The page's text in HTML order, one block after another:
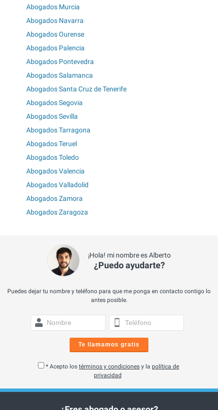
Abogados Murcia
Abogados Navarra
Abogados Ourense
Abogados Palencia
Abogados Pontevedra
Abogados Salamanca
Abogados Santa Cruz de Tenerife
Abogados Segovia
Abogados Sevilla
Abogados Tarragona
Abogados Teruel
Abogados Toledo
Abogados Valencia
Abogados Valladolid
Abogados Zamora
Abogados Zaragoza
¡Hola! mi nombre es Alberto
¿Puedo ayudarte?
Puedes dejar tu nombre y teléfono para que me ponga en contacto contigo lo
antes posible.
Te llamamos gratis
* Acepto los términos y condiciones y la política de
privacidad